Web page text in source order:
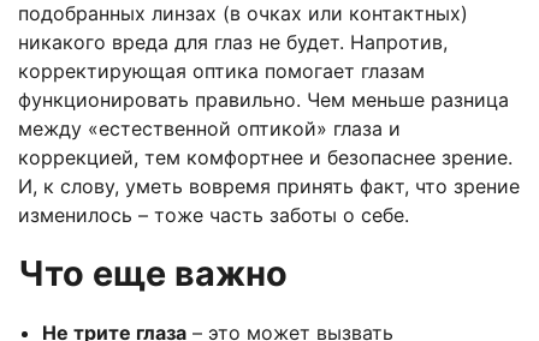
подобранных линзах (в очках или контактных)
никакого вреда для глаз не будет. Напротив,
корректирующая оптика помогает глазам
функционировать правильно. Чем меньше разница
между «естественной оптикой» глаза и
коррекцией, тем комфортнее и безопаснее зрение.
И, к слову, уметь вовремя принять факт, что зрение
изменилось – тоже часть заботы о себе.
Что еще важно
Не трите глаза – это может вызвать